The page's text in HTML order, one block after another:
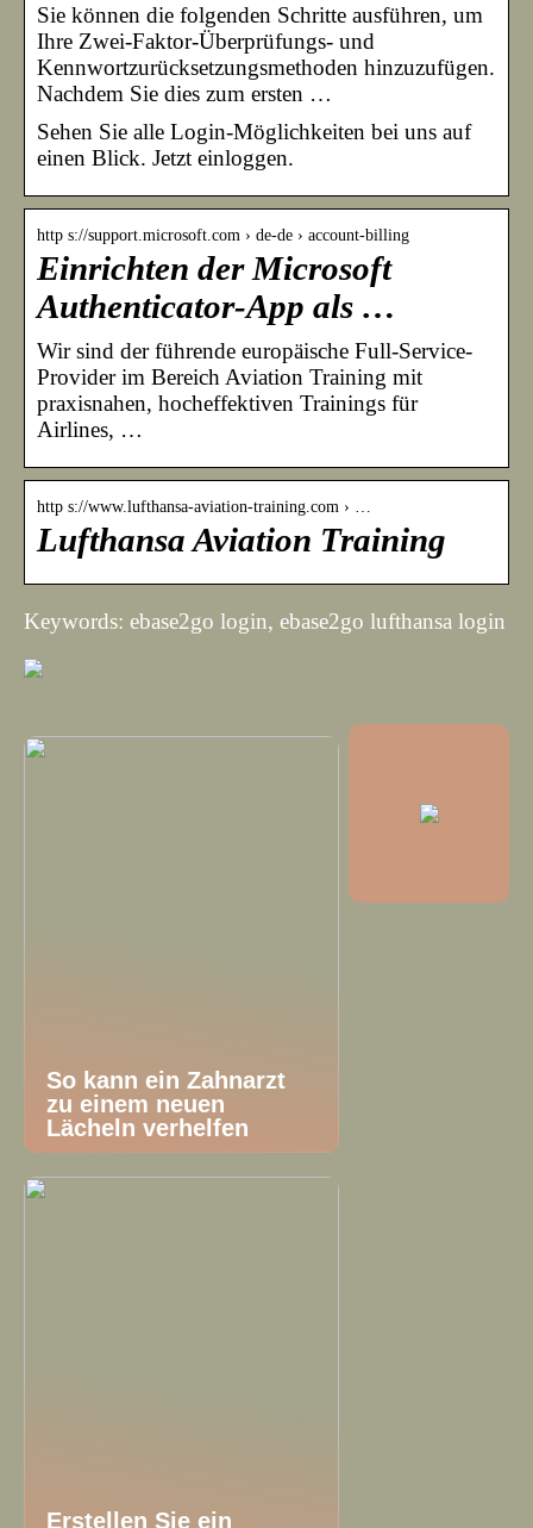
Sie können die folgenden Schritte ausführen, um
Ihre Zwei-Faktor-Überprüfungs- und
Kennwortzurücksetzungsmethoden hinzuzufügen.
Nachdem Sie dies zum ersten …
Sehen Sie alle Login-Möglichkeiten bei uns auf
einen Blick. Jetzt einloggen.
http s://support.microsoft.com › de-de › account-billing
Einrichten der Microsoft
Authenticator-App als …
Wir sind der führende europäische Full-Service-
Provider im Bereich Aviation Training mit
praxisnahen, hocheffektiven Trainings für
Airlines, …
http s://www.lufthansa-aviation-training.com › …
Lufthansa Aviation Training
Keywords: ebase2go login, ebase2go lufthansa login
So kann ein Zahnarzt
zu einem neuen
Lächeln verhelfen
Erstellen Sie ein